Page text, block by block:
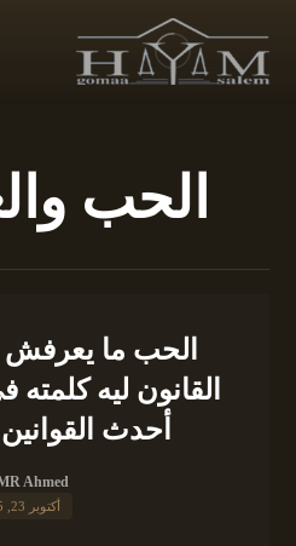
الحب
الحب ما
القانون ليه
أحدث القوانين
Ahmed
أكتوبر 23, 2025